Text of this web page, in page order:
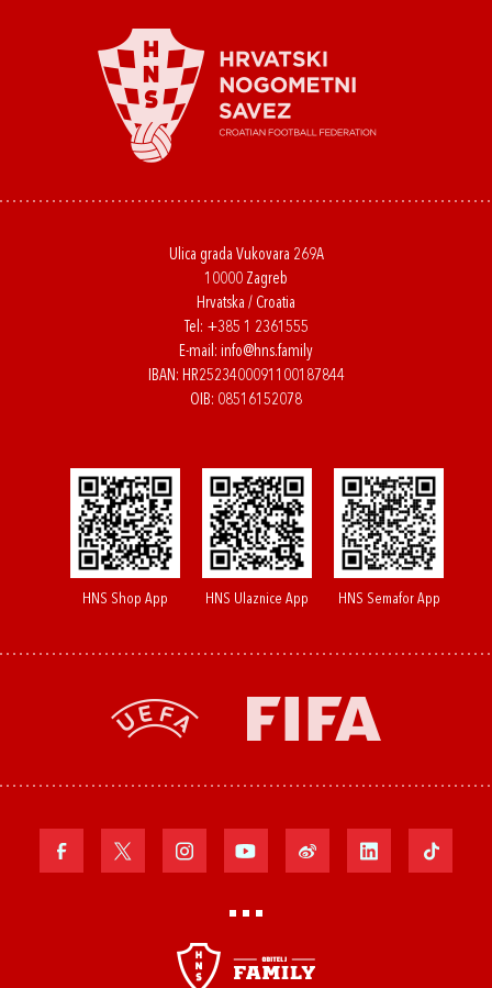
Ulica grada Vukovara 269A
10000 Zagreb
Hrvatska / Croatia
Tel: +385 1 2361555
E-mail: info@hns.family
IBAN: HR2523400091100187844
OIB: 08516152078
HNS Shop App HNS Ulaznice App HNS Semafor App